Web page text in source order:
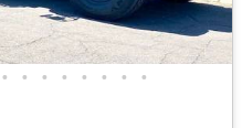
• • • • • • • •